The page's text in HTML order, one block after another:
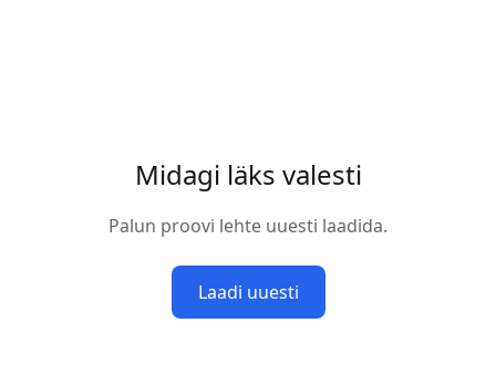
Midagi läks valesti
Palun proovi lehte uuesti laadida.
Laadi uuesti